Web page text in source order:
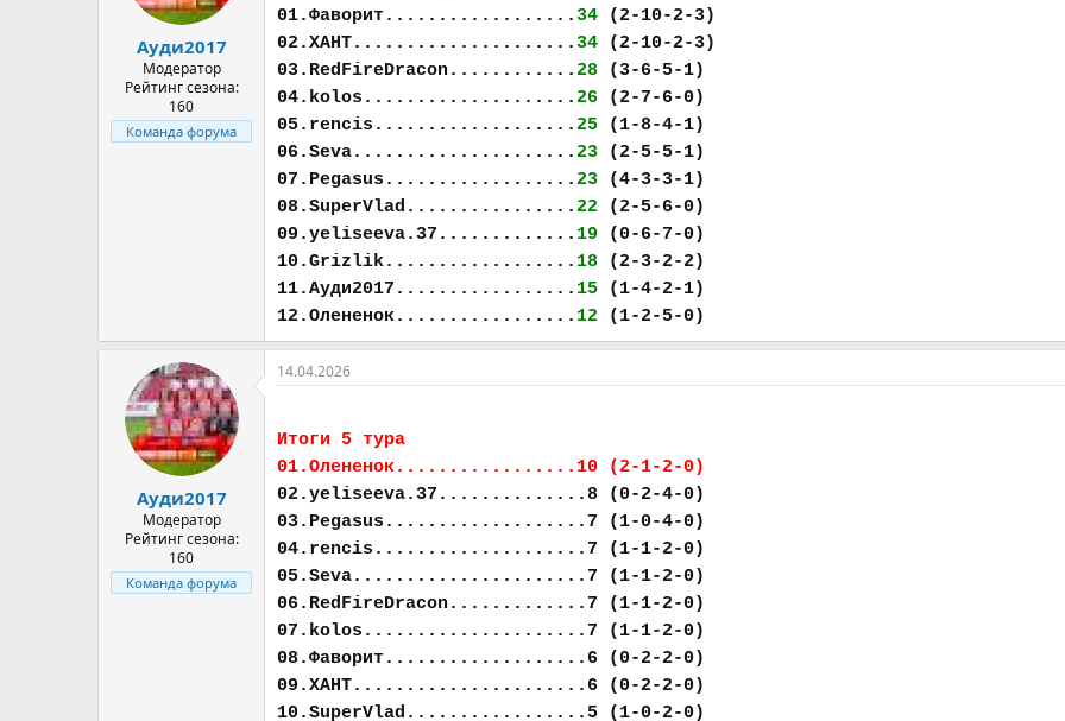
Ауди2017
Модератор
Рейтинг сезона:
160
Команда форума
01.Фаворит..................34 (2-10-2-3)
02.ХАНТ.....................34 (2-10-2-3)
03.RedFireDracon............28 (3-6-5-1)
04.kolos....................26 (2-7-6-0)
05.rencis...................25 (1-8-4-1)
06.Seva.....................23 (2-5-5-1)
07.Pegasus..................23 (4-3-3-1)
08.SuperVlad................22 (2-5-6-0)
09.yeliseeva.37............. 19 (0-6-7-0)
10.Grizlik.................. 18 (2-3-2-2)
11.Ауди2017................. 15 (1-4-2-1)
12.Олененок................. 12 (1-2-5-0)
Ауди2017
Модератор
Рейтинг сезона:
160
Команда форума
14.04.2026
Итоги 5 тура
01.Олененок.................10 (2-1-2-0)
02.yeliseeva.37..............8 (0-2-4-0)
03.Pegasus...................7 (1-0-4-0)
04.rencis....................7 (1-1-2-0)
05.Seva......................7 (1-1-2-0)
06.RedFireDracon.............7 (1-1-2-0)
07.kolos.....................7 (1-1-2-0)
08.Фаворит...................6 (0-2-2-0)
09.ХАНТ......................6 (0-2-2-0)
10.SuperVlad.................5 (1-0-2-0)